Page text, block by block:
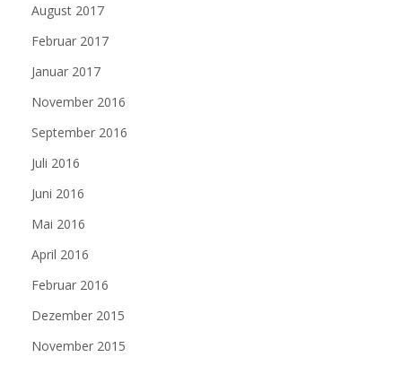
August 2017
Februar 2017
Januar 2017
November 2016
September 2016
Juli 2016
Juni 2016
Mai 2016
April 2016
Februar 2016
Dezember 2015
November 2015